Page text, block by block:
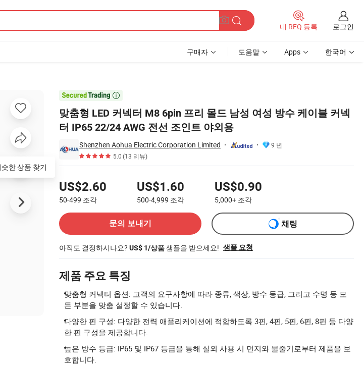
내 RFQ 등록 로그인
구매자 도움말 Apps 한국어

맞춤형 LED 커넥터 M8 6pin 프리 몰드 남성 여성 방수 케이블 커넥
터 IP65 22/24 AWG 전선 조인트 야외용
Shenzhen Aohua Electric Corporation Limited
9 년
5.0(13 리뷰)
US$2.60
50-499 조각
US$1.60
500-4,999 조각
US$0.90
5,000+ 조각
문의 보내기
채팅
아직도 결정하시나요? US$ 1/상품샘플을 받으세요! 샘플 요청
제품 주요 특징
맞춤형 커넥터 옵션: 고객의 요구사항에 따라 종류, 색상, 방수 등급, 그리고 수명 등 모
든 부분을 맞춤 설정할 수 있습니다.
다양한 핀 구성: 다양한 전력 애플리케이션에 적합하도록 3핀, 4핀, 5핀, 6핀, 8핀 등 다양
한 핀 구성을 제공합니다.
높은 방수 등급: IP65 및 IP67 등급을 통해 실외 사용 시 먼지와 물줄기로부터 제품을 보
호합니다.
슷한 상품 찾기